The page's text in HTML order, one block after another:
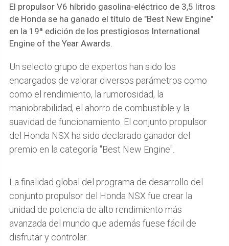
El propulsor V6 híbrido gasolina-eléctrico de 3,5 litros
de Honda se ha ganado el título de "Best New Engine"
en la 19ª edición de los prestigiosos International
Engine of the Year Awards.
Un selecto grupo de expertos han sido los
encargados de valorar diversos parámetros como
como el rendimiento, la rumorosidad, la
maniobrabilidad, el ahorro de combustible y la
suavidad de funcionamiento. El conjunto propulsor
del Honda NSX ha sido declarado ganador del
premio en la categoría "Best New Engine".
La finalidad global del programa de desarrollo del
conjunto propulsor del Honda NSX fue crear la
unidad de potencia de alto rendimiento más
avanzada del mundo que además fuese fácil de
disfrutar y controlar.